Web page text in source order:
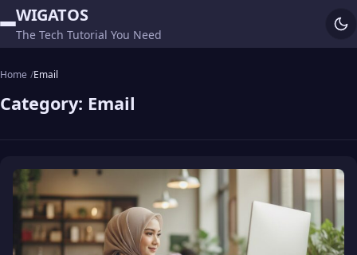
WIGATOS
The Tech Tutorial You Need
Home Email
Category: Email